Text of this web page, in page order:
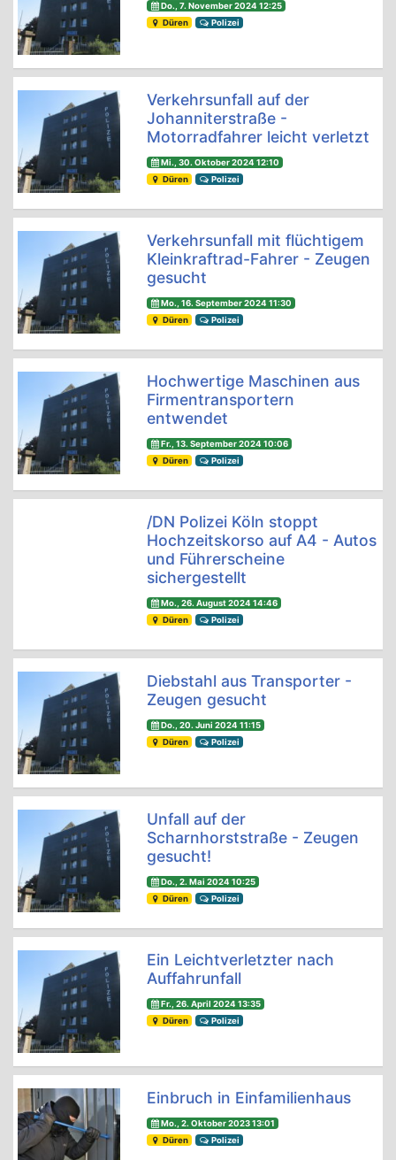
Do., 7. November 2024 12:25
Düren
Polizei
Verkehrsunfall auf der
Johanniterstraße -
Motorradfahrer leicht verletzt
Mi., 30. Oktober 2024 12:10
Düren
Polizei
Verkehrsunfall mit flüchtigem
Kleinkraftrad-Fahrer - Zeugen
gesucht
Mo., 16. September 2024 11:30
Düren
Polizei
Hochwertige Maschinen aus
Firmentransportern
entwendet
Fr., 13. September 2024 10:06
Düren
Polizei
/DN Polizei Köln stoppt
Hochzeitskorso auf A4 - Autos
und Führerscheine
sichergestellt
Mo., 26. August 2024 14:46
Düren
Polizei
Diebstahl aus Transporter -
Zeugen gesucht
Do., 20. Juni 2024 11:15
Düren
Polizei
Unfall auf der
Scharnhorststraße - Zeugen
gesucht!
Do., 2. Mai 2024 10:25
Düren
Polizei
Ein Leichtverletzter nach
Auffahrunfall
Fr., 26. April 2024 13:35
Düren
Polizei
Einbruch in Einfamilienhaus
Mo., 2. Oktober 2023 13:01
Düren
Polizei